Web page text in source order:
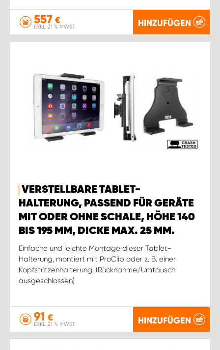
557 €
EXKL. 21 % MWST. HINZUFÜGEN
VERSTELLBARE TABLET-
HALTERUNG, PASSEND FÜR GERÄTE
MIT ODER OHNE SCHALE, HÖHE 140
BIS 195 MM, DICKE MAX. 25 MM.
Einfache und leichte Montage dieser Tablet-
Halterung, montiert mit ProClip oder z. B. einer
Kopfstützenhalterung. (Rücknahme/Umtausch
ausgeschlossen)
91 €
EXKL. 21 % MWST. HINZUFÜGEN